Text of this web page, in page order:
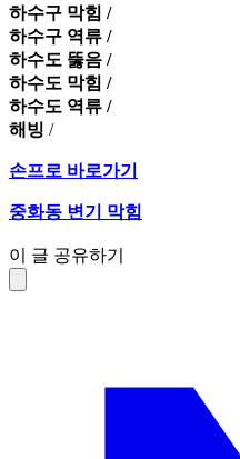
하수구 막힘 /
하수구 역류 /
하수도 뚫음 /
하수도 막힘 /
하수도 역류 /
해빙 /
손프로 바로가기
중화동 변기 막힘
이 글 공유하기